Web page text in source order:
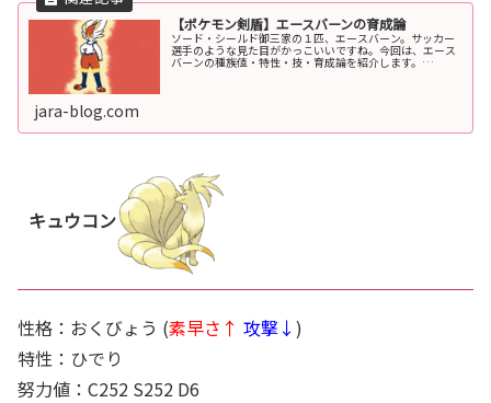
【ポケモン剣盾】エースバーンの育成論
ソード・シールド御三家の１匹、エースバーン。サッカー
選手のような見た目がかっこいいですね。今回は、エース
バーンの種族値・特性・技・育成論を紹介します。
jara-blog.com
キュウコン
性格：おくびょう (素早さ↑ 攻撃↓ )
特性：ひでり
努力値：C252 S252 D6